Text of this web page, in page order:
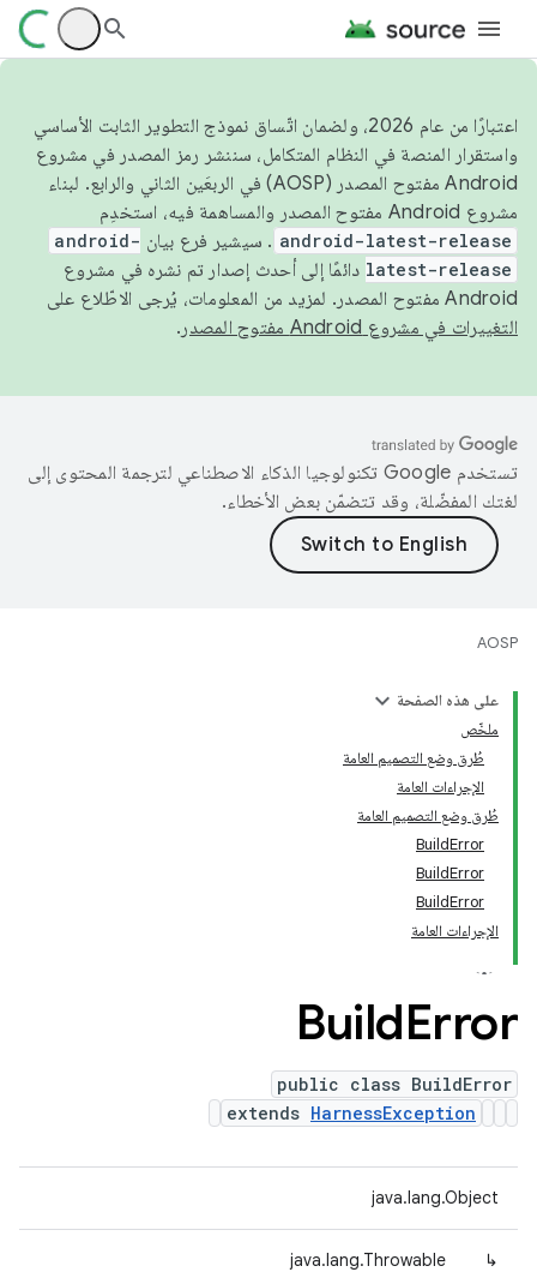
اعتبارًا من عام 2026، ولضمان اتّساق نموذج التطوير الثابت الأساسي
واستقرار المنصة في النظام المتكامل، سننشر رمز المصدر في مشروع
Android مفتوح المصدر (AOSP) في الربعَين الثاني والرابع. لبناء
مشروع Android مفتوح المصدر والمساهمة فيه، استخدِم
android-latest-release . سيشير فرع بيان android-
latest-release دائمًا إلى أحدث إصدار تم نشره في مشروع
Android مفتوح المصدر. لمزيد من المعلومات، يُرجى الاطّلاع على
التغييرات في مشروع Android مفتوح المصدر
.
تستخدم Google تكنولوجيا الذكاء الاصطناعي لترجمة المحتوى إلى
لغتك المفضّلة، وقد تتضمّن بعض الأخطاء.
AOSP
على هذه الصفحة
ملخّص
طُرق وضع التصميم العامة
الإجراءات العامة
طُرق وضع التصميم العامة
BuildError
BuildError
BuildError
الإجراءات العامة
BuildError
public class BuildError
extends HarnessException
java.lang.Object
↳
java.lang.Throwable